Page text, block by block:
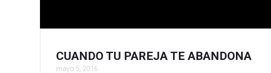
CUANDO TU PAREJA TE ABANDONA
mayo 5, 2016